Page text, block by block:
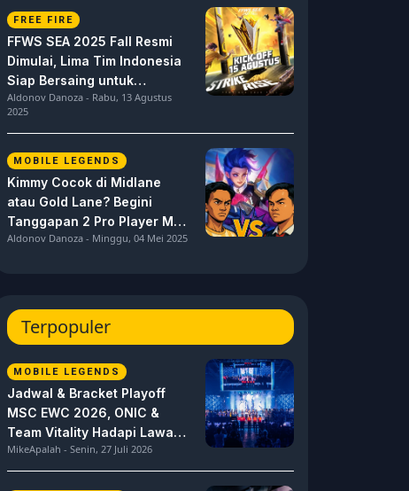
FREE FIRE
FFWS SEA 2025 Fall Resmi
Dimulai, Lima Tim Indonesia
Siap Bersaing untuk
Dominasi
Aldonov Danoza - Rabu, 13 Agustus
2025
MOBILE LEGENDS
Kimmy Cocok di Midlane
atau Gold Lane? Begini
Tanggapan 2 Pro Player MPL
ID S15 ini
Aldonov Danoza - Minggu, 04 Mei 2025
Terpopuler
MOBILE LEGENDS
Jadwal & Bracket Playoff
MSC EWC 2026, ONIC &
Team Vitality Hadapi Lawan
Berat
MikeApalah - Senin, 27 Juli 2026